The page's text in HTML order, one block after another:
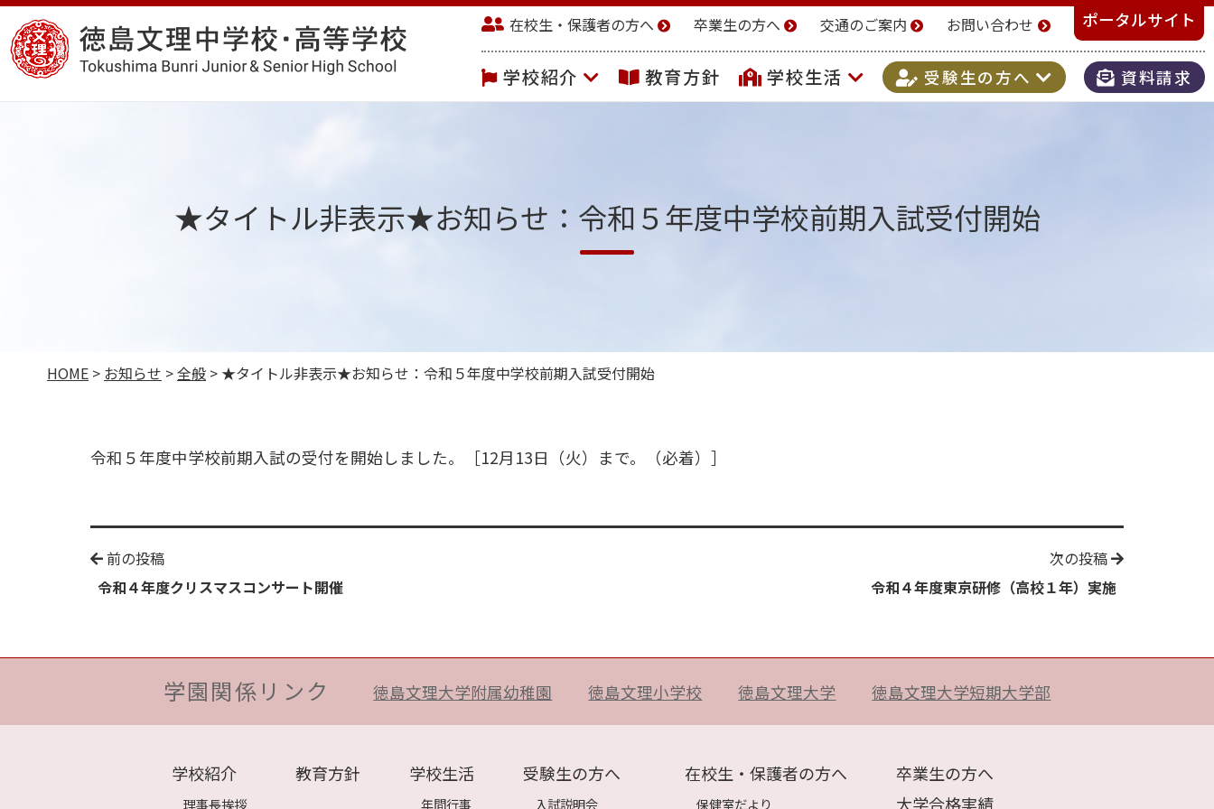
コ
ン
テ
島
在校生・保護者の方へ 卒業生の方へ 交通のご案内 お問い合わせ ポータルサイト
学校紹介 教育方針 学校生活 受験生の方へ 資料請求
★タイトル非表示★お知らせ：令和５年度中学校前期入試受付開始
HOME > お知らせ >全般 > ★タイトル非表示★お知らせ：令和５年度中学校前期入試受付開始
令和５年度中学校前期入試の受付を開始しました。［12月13日（火）まで。（必着）］
前の投稿
令和４年度クリスマスコンサート開催
次の投稿
令和４年度東京研修（高校１年）実施
学園関係リンク 徳島文理大学附属幼稚園 徳島文理小学校 徳島文理大学 徳島文理大学短期大学部
学校紹介
理事長挨拶
教育方針 学校生活
年間行事
受験生の方へ
入試説明会
在校生・保護者の方へ
保健室だより
卒業生の方へ
大学合格実績